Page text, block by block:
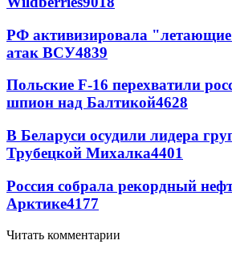
РФ активизировала
атак ВСУ4839
Польские F-16 перехватили
шпион над Балтикой4628
В Беларуси осудили лидера
Трубецкой Михалка4401
Россия собрала рекордный
Арктике4177
Читать комментарии